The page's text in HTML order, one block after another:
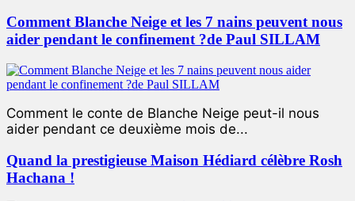
Comment Blanche Neige et les 7 nains peuvent nous
aider pendant le confinement ?de Paul SILLAM
Comment le conte de Blanche Neige peut-il nous
aider pendant ce deuxième mois de...
Quand la prestigieuse Maison Hédiard célèbre Rosh
Hachana !